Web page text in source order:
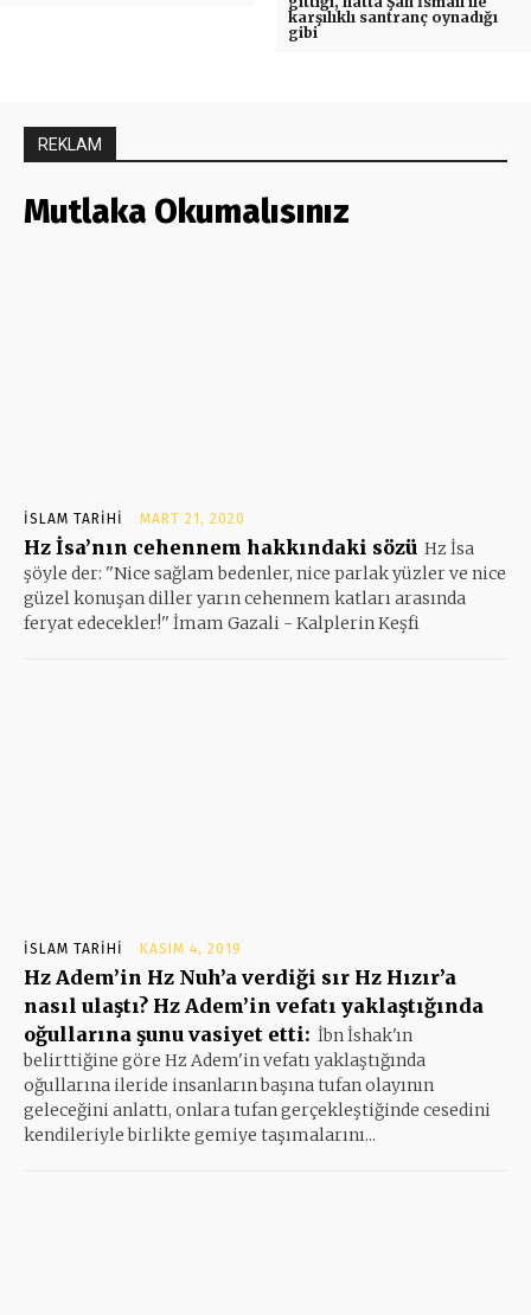
karşılıklı santranç oynadığı
gibi
REKLAM
Mutlaka Okumalısınız
İSLAM TARIHI MART 21, 2020
Hz İsa’nın cehennem hakkındaki sözü Hz İsa
şöyle der: ''Nice sağlam bedenler, nice parlak yüzler ve nice
güzel konuşan diller yarın cehennem katları arasında
feryat edecekler!'' İmam Gazali - Kalplerin Keşfi
İSLAM TARIHI KASIM 4, 2019
Hz Adem’in Hz Nuh’a verdiği sır Hz Hızır’a
nasıl ulaştı? Hz Adem’in vefatı yaklaştığında
oğullarına şunu vasiyet etti: İbn İshak'ın
belirttiğine göre Hz Adem'in vefatı yaklaştığında
oğullarına ileride insanların başına tufan olayının
geleceğini anlattı, onlara tufan gerçekleştiğinde cesedini
kendileriyle birlikte gemiye taşımalarını...